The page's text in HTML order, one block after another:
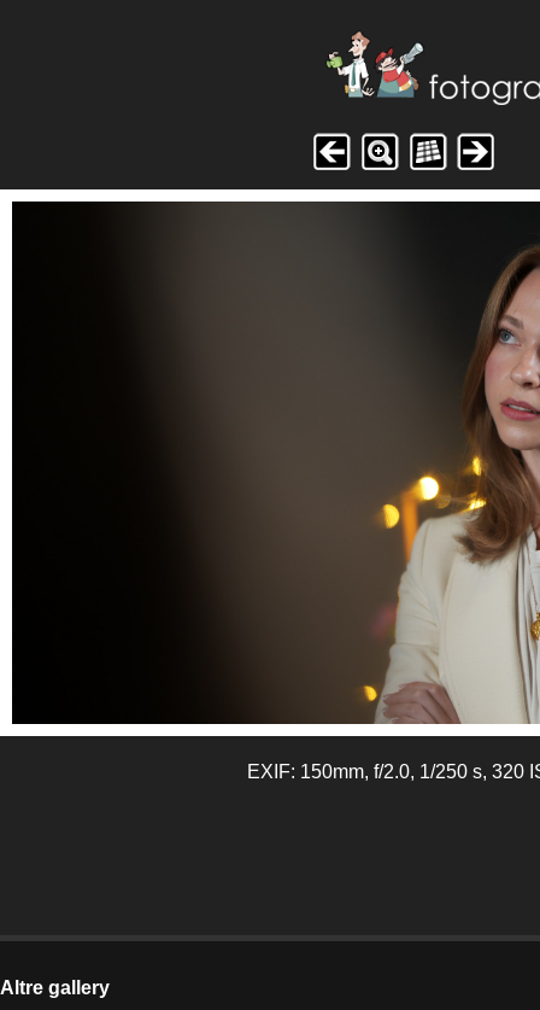
EXIF: 150mm, f/2.0, 1/250 s, 320
Altre gallery